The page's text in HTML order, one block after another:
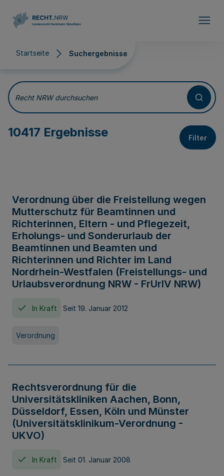
Startseite Suchergebnisse
Suchergebnisse
Recht NRW durchsuchen
10417 Ergebnisse Filter
Verordnung über die Freistellung wegen
Mutterschutz für Beamtinnen und
Richterinnen, Eltern - und Pflegezeit,
Erholungs- und Sonderurlaub der
Beamtinnen und Beamten und
Richterinnen und Richter im Land
Nordrhein-Westfalen (Freistellungs- und
Urlaubsverordnung NRW - FrUrlV NRW)
In Kraft Seit 19. Januar 2012
Verordnung
Rechtsverordnung für die
Universitätskliniken Aachen, Bonn,
Düsseldorf, Essen, Köln und Münster
(Universitätsklinikum-Verordnung -
UKVO)
In Kraft Seit 01. Januar 2008